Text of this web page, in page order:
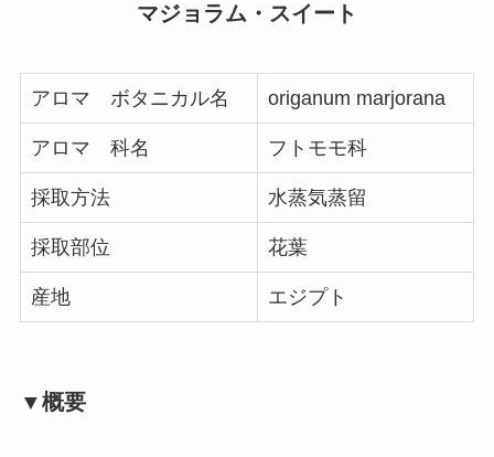
マジョラム・スイート
アロマ ボタニカル名 origanum marjorana
アロマ 科名 フトモモ科
採取方法 水蒸気蒸留
採取部位 花葉
産地 エジプト
▼概要